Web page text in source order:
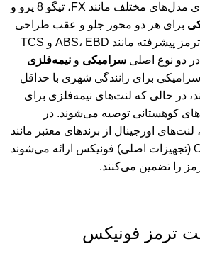
لنت‌های ترمز فونیکس برای مدل‌های مختلف مانند FX، تیگو 8 پرو و
برای هر دو محور جلو و عقب طراحی
شده‌اند، که با سیستم‌های ترمز پیشرفته مانند ABS، EBD و TCS
دو نوع اصلی سرامیکی و نیمه‌فلزی
برای رانندگی شهری با حداقل
در حالی که لنت‌های نیمه‌فلزی برای
کوهستانی توصیه می‌شوند. در
اورجینال از برندهای معتبر مانند
های‌کیو با استانداردهای OE (تجهیزات اصلی) فونیکس ارائه می‌شوند
را تضمین می‌کنند.
ترمز فونیکس